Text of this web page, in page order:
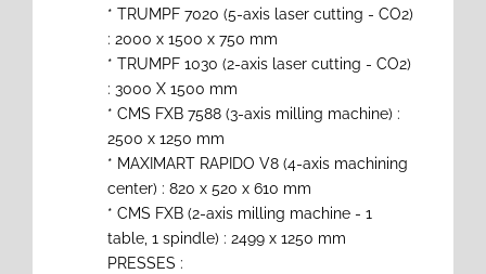
* TRUMPF 7020 (5-axis laser cutting - CO2)
: 2000 x 1500 x 750 mm
* TRUMPF 1030 (2-axis laser cutting - CO2)
: 3000 X 1500 mm
* CMS FXB 7588 (3-axis milling machine) :
2500 x 1250 mm
* MAXIMART RAPIDO V8 (4-axis machining
center) : 820 x 520 x 610 mm
* CMS FXB (2-axis milling machine - 1
table, 1 spindle) : 2499 x 1250 mm
PRESSES :